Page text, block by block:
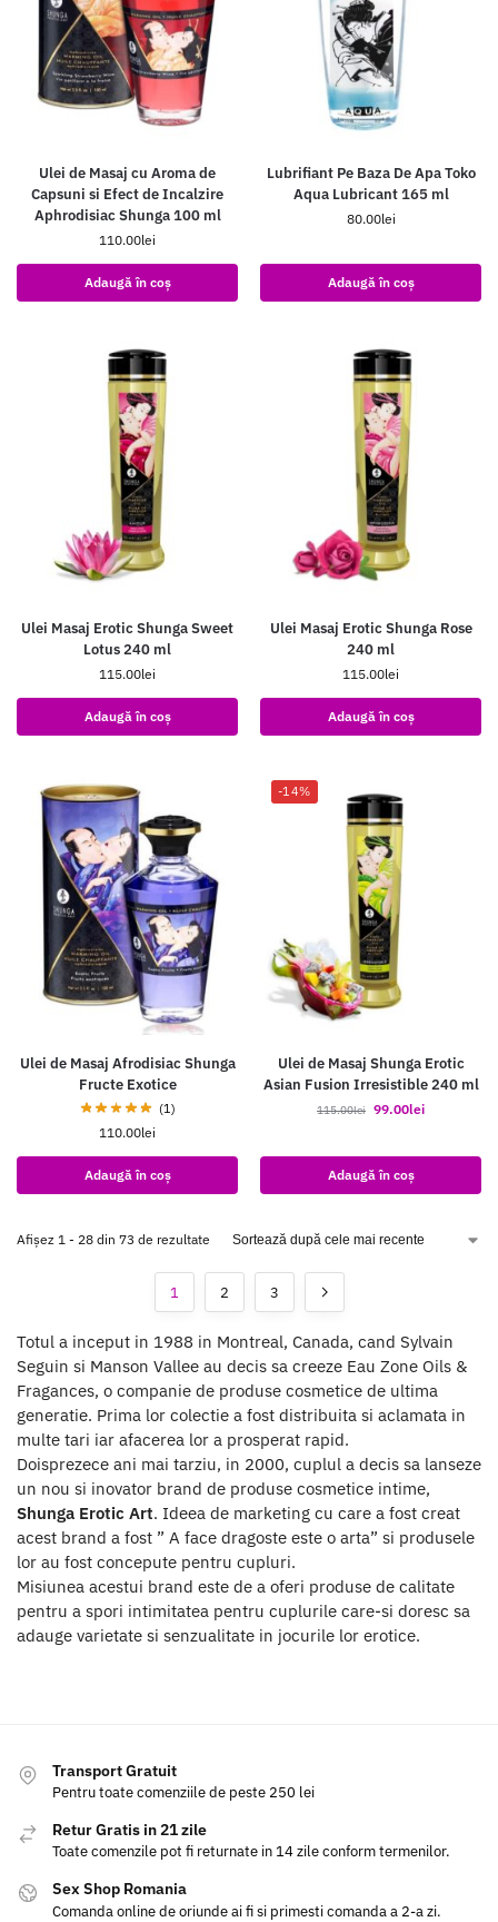
Ulei de Masaj cu Aroma de
Capsuni si Efect de Incalzire
Aphrodisiac Shunga 100 ml
110.00lei
Adaugă în coș
Lubrifiant Pe Baza De Apa Toko
Aqua Lubricant 165 ml
80.00lei
Adaugă în coș
Ulei Masaj Erotic Shunga Sweet
Lotus 240 ml
115.00lei
Adaugă în coș
Ulei Masaj Erotic Shunga Rose
240 ml
115.00lei
Adaugă în coș
Ulei de Masaj Afrodisiac Shunga
Fructe Exotice
(1)
110.00lei
Adaugă în coș
-14%
Ulei de Masaj Shunga Erotic
Asian Fusion Irresistible 240 ml
115.00lei 99.00lei
Adaugă în coș
Afișez 1 - 28 din 73 de rezultate
1 2 3
Totul a inceput in 1988 in Montreal, Canada, cand Sylvain
Seguin si Manson Vallee au decis sa creeze Eau Zone Oils &
Fragances, o companie de produse cosmetice de ultima
generatie. Prima lor colectie a fost distribuita si aclamata in
multe tari iar afacerea lor a prosperat rapid.
Doisprezece ani mai tarziu, in 2000, cuplul a decis sa lanseze
un nou si inovator brand de produse cosmetice intime,
Shunga Erotic Art. Ideea de marketing cu care a fost creat
acest brand a fost ” A face dragoste este o arta” si produsele
lor au fost concepute pentru cupluri.
Misiunea acestui brand este de a oferi produse de calitate
pentru a spori intimitatea pentru cuplurile care-si doresc sa
adauge varietate si senzualitate in jocurile lor erotice.
Transport Gratuit
Pentru toate comenziile de peste 250 lei
Retur Gratis in 21 zile
Toate comenzile pot fi returnate in 14 zile conform termenilor.
Sex Shop Romania
Comanda online de oriunde ai fi si primesti comanda a 2-a zi.